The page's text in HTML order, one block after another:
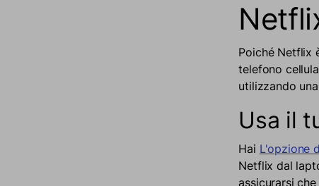
Poiché Netflix
telefono
utilizzando
Usa il
Hai L'opzione
Netflix dal
assicurarsi